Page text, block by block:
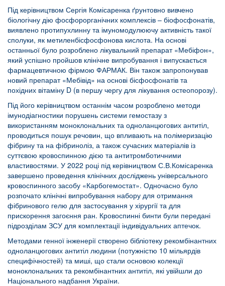
Під керівництвом Сергія Комісаренка ґрунтовно вивчено
біологічну дію фосфорорганічних комплексів – біофосфонатів,
виявлено протипухлинну та імуномодулюючу активність такої
сполуки, як метиленбісфосфонова кислота. На основі
останньої було розроблено лікувальний препарат «Мебіфон»,
який успішно пройшов клінічне випробування і випускається
фармацевтичною фірмою ФАРМАК. Він також запропонував
новий препарат «Мебівід» на основі бісфосфонатів та
похідних вітаміну D (в першу чергу для лікування остеопорозу).
Під його керівництвом останнім часом розроблено методи
імунодіагностики порушень системи гемостазу з
використанням моноклональних та одноланцюгових антитіл,
проводиться пошук речовин, що впливають на полімеризацію
фібрину та на фібриноліз, а також сучасних матеріалів із
суттєвою кровоспинною дією та антитромботичними
властивостями. У 2022 році під керівництвом С.В.Комісаренка
завершено проведення клінічних досліджень універсального
кровоспинного засобу «Карбогемостат». Одночасно було
розпочато клінічні випробування набору для отримання
фібринового гелю для застосування у хірургії та для
прискорення загоєння ран. Кровоспинні бинти були передані
підрозділам ЗСУ для комплектації індивідуальних аптечок.
Методами генної інженерії створено бібліотеку рекомбінантних
одноланцюгових антитіл людини (потужністю 10 мільярдів
специфічностей) та миші, що стали основою колекції
моноклональних та рекомбінантних антитіл, які увійшли до
Національного надбання України.